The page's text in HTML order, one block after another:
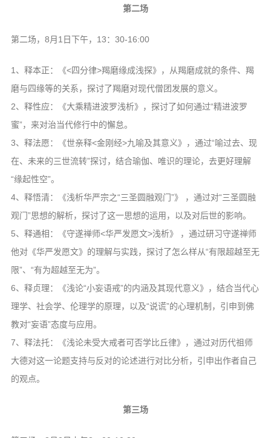
第二场
第二场，8月1日下午，13：30-16:00
1、释本正：《<四分律>羯磨缘成浅探》，从羯磨成就的条件、羯
磨与四缘等的关系，探讨了羯磨对现代僧团发展的意义。
2、释性应：《大乘精进波罗浅析》，探讨了如何通过“精进波罗
蜜”，来对治当代修行中的懈怠。
3、释法愿：《世亲释<金刚经>九喻及其意义》，通过“喻过去、现
在、未来的三世流转”探讨，结合瑜伽、唯识的理论，去更好理解
“缘起性空”。
4、释悟清：《浅析华严宗之“三圣圆融观门”》 ，通过对“三圣圆融
观门”思想的解析，探讨了这一思想的运用，以及对后世的影响。
5、释通相：《守遂禅师<华严发愿文>浅析》 ，通过研习守遂禅师
他对《华严发愿文》的理解与实践，探讨了怎么样从“有限超越至无
限”、“有为超越至无为”。
6、释贞理：《浅论“小妄语戒”的内涵及其现代意义》，结合当代心
理学、社会学、伦理学的原理，以及“说谎”的心理机制，引申到佛
教对“妄语”态度与应用。
7、释法托：《浅论未受大戒者可否学比丘律》，通过对历代祖师
大德对这一论题支持与反对的论述进行对比分析，引申出作者自己
的观点。
第三场